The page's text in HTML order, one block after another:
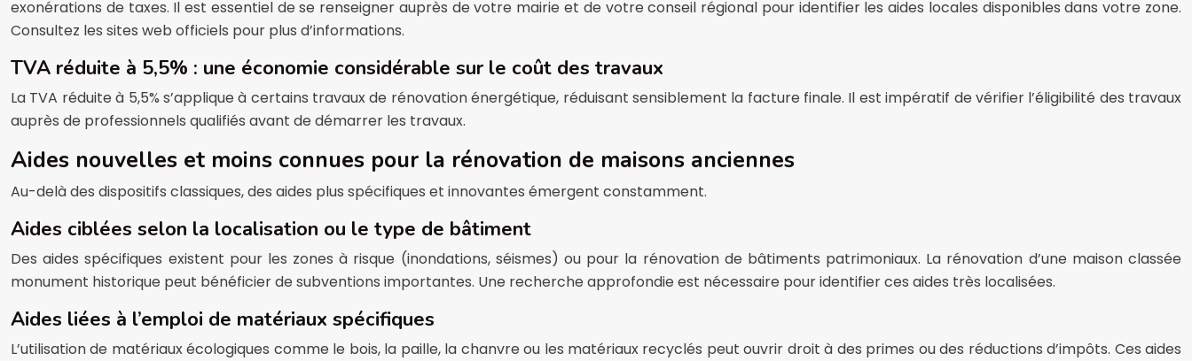
exonérations de taxes. Il est essentiel de se renseigner auprès de votre mairie et de votre conseil régional pour identifier les aides locales disponibles dans votre zone.
Consultez les sites web officiels pour plus d’informations.
TVA réduite à 5,5% : une économie considérable sur le coût des travaux
La TVA réduite à 5,5% s’applique à certains travaux de rénovation énergétique, réduisant sensiblement la facture finale. Il est impératif de vérifier l’éligibilité des travaux
auprès de professionnels qualifiés avant de démarrer les travaux.
Aides nouvelles et moins connues pour la rénovation de maisons anciennes
Au-delà des dispositifs classiques, des aides plus spécifiques et innovantes émergent constamment.
Aides ciblées selon la localisation ou le type de bâtiment
Des aides spécifiques existent pour les zones à risque (inondations, séismes) ou pour la rénovation de bâtiments patrimoniaux. La rénovation d’une maison classée
monument historique peut bénéficier de subventions importantes. Une recherche approfondie est nécessaire pour identifier ces aides très localisées.
Aides liées à l’emploi de matériaux spécifiques
L’utilisation de matériaux écologiques comme le bois, la paille, la chanvre ou les matériaux recyclés peut ouvrir droit à des primes ou des réductions d’impôts. Ces aides